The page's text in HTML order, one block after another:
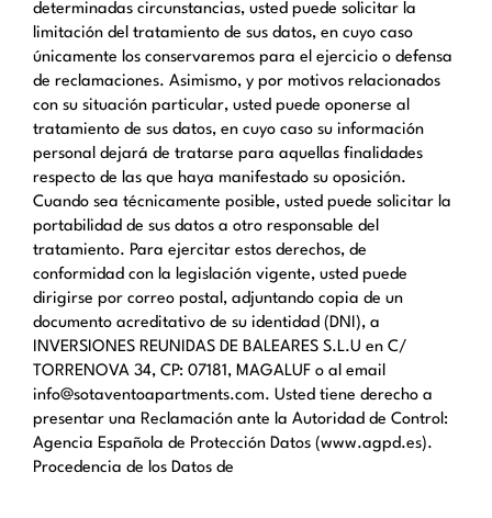
determinadas circunstancias, usted puede solicitar la
limitación del tratamiento de sus datos, en cuyo caso
únicamente los conservaremos para el ejercicio o defensa
de reclamaciones. Asimismo, y por motivos relacionados
con su situación particular, usted puede oponerse al
tratamiento de sus datos, en cuyo caso su información
personal dejará de tratarse para aquellas finalidades
respecto de las que haya manifestado su oposición.
Cuando sea técnicamente posible, usted puede solicitar la
portabilidad de sus datos a otro responsable del
tratamiento. Para ejercitar estos derechos, de
conformidad con la legislación vigente, usted puede
dirigirse por correo postal, adjuntando copia de un
documento acreditativo de su identidad (DNI), a
INVERSIONES REUNIDAS DE BALEARES S.L.U en C/
TORRENOVA 34, CP: 07181, MAGALUF o al email
info@sotaventoapartments.com. Usted tiene derecho a
presentar una Reclamación ante la Autoridad de Control:
Agencia Española de Protección Datos (www.agpd.es).
Procedencia de los Datos de